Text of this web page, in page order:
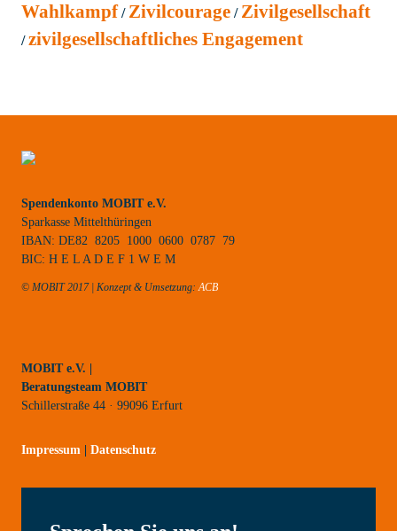
Wahlkampf Zivilcourage Zivilgesellschaft
zivilgesellschaftliches Engagement
Spendenkonto MOBIT e.V.
Sparkasse Mittelthüringen
IBAN: DE82 8205 1000 0600 0787 79
BIC: H E L A D E F 1 W E M
© MOBIT 2017 | Konzept & Umsetzung:ACB
MOBIT e.V. |
Beratungsteam MOBIT
Schillerstraße 44 · 99096 Erfurt
Impressum Datenschutz